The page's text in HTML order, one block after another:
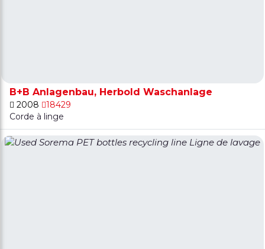
B+B Anlagenbau, Herbold Waschanlage
2008
18429
Corde à linge